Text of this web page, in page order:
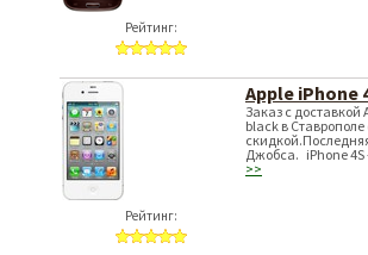
Рейтинг:
Рейтинг:
Apple iPhone
Заказ с доставкой
black в Ставрополе
Джобса. iPhone 4S
>>